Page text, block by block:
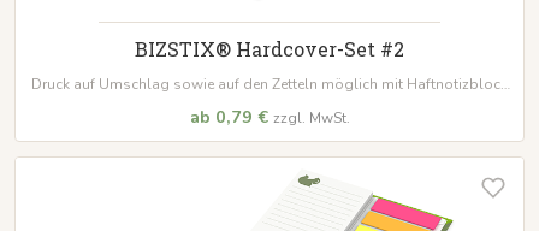
BIZSTIX® Hardcover-Set #2
Druck auf Umschlag sowie auf den Zetteln möglich mit Haftnotizblock
Papiermarker
ab 0,79 € zzgl. MwSt.